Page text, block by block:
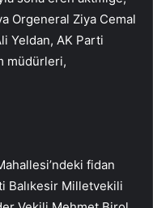
Orgeneral Ziya Cemal
Yeldan, AK Parti
müdürleri,
fidan
Balıkesir Milletvekili